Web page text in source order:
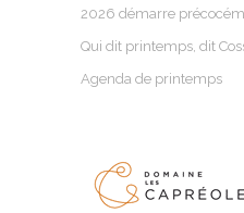
2026 démarre
Qui dit printemps, dit
Agenda de printemps